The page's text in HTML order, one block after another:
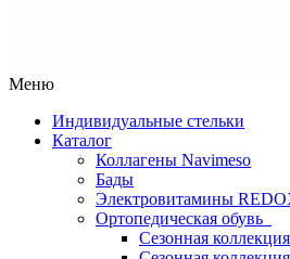
Меню
Индивидуальные стельки
Каталог
Коллагены Navimeso
Бады
Электровитамины
Ортопедическая обувь
Сезонная